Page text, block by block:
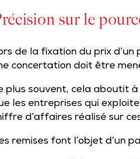
sur le
de la fixation du prix
concertation doit être
plus souvent, cela aboutit
les entreprises qui
d’affaires réalisé sur
remises font l’objet d’un